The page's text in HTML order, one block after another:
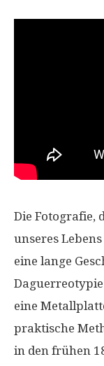
Die Fotografie,
unseres
eine lange
eine
praktische
in den frühen